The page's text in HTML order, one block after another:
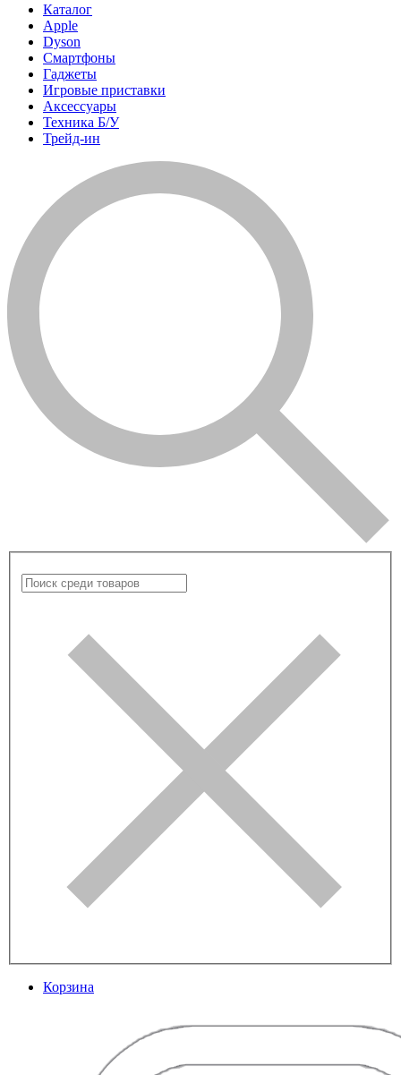
Каталог
Apple
Dyson
Смартфоны
Гаджеты
Игровые приставки
Аксессуары
Техника Б/У
Трейд-ин
Корзина